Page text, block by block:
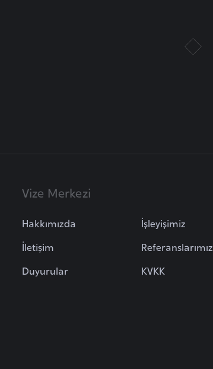
Vize Merkezi
Hakkımızda
İletişim
Duyurular
İşleyişimiz
Referanslarımız
KVKK